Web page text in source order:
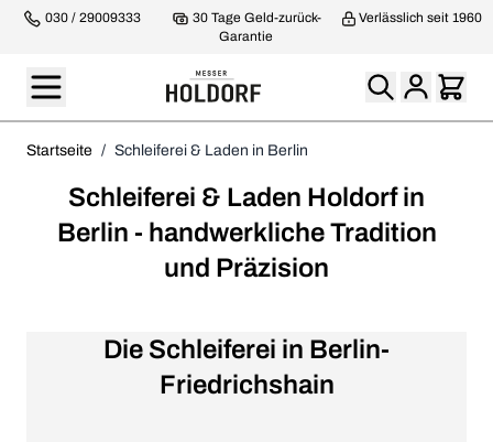
030 / 29009333
30 Tage Geld-zurück-
Garantie
Verlässlich seit 1960
Startseite / Schleiferei & Laden in Berlin
Schleiferei & Laden Holdorf in
Berlin - handwerkliche Tradition
und Präzision
Die Schleiferei in Berlin-
Friedrichshain